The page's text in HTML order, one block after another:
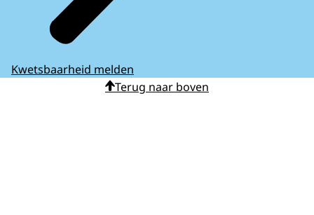
Kwetsbaarheid melden
Terug naar boven